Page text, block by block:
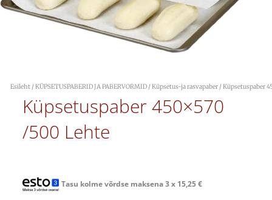
Esileht /KÜPSETUSPABERID JA PABERVORMID /Küpsetus-ja rasvapaber / Küpsetuspaber
Küpsetuspaber 450×570
/500 Lehte
Tasu kolme võrdse maksena 3 x 15,25€